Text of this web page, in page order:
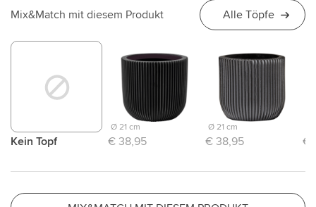
Mix&Match mit diesem Produkt Alle Töpfe
Kein Topf € 38,95
Ø 21 cm
€ 38,95
Ø 21 cm
€